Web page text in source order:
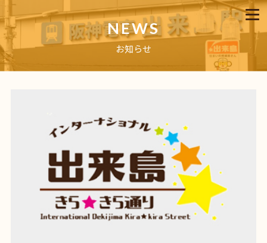
NEWS
お知らせ